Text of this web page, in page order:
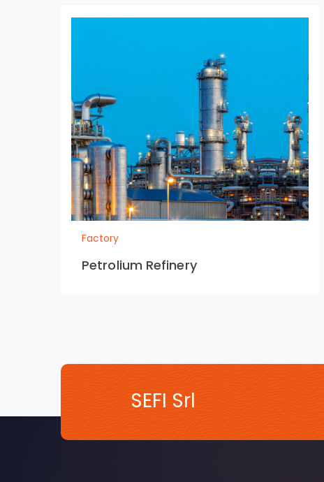
Factory
Petrolium Refinery
SEFI Srl